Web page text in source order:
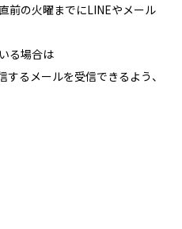
前の火曜までにLINEやメール
る場合は
るメールを受信できるよう、